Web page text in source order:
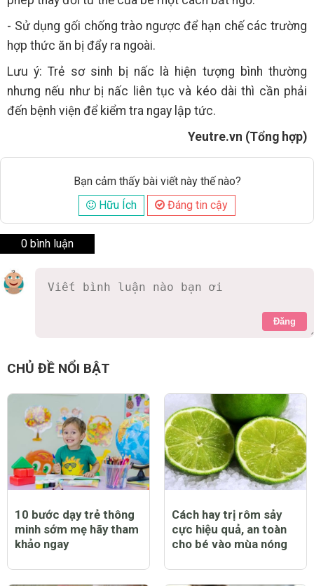
- Sử dụng gối chống trào ngược để hạn chế các trường
hợp thức ăn bị đẩy ra ngoài.
Lưu ý: Trẻ sơ sinh bị nấc là hiện tượng bình thường
nhưng nếu như bị nấc liên tục và kéo dài thì cần phải
đến bệnh viện để kiểm tra ngay lập tức.
Yeutre.vn (Tổng hợp)
Bạn cảm thấy bài viết này thế nào?
Hữu Ích
Đáng tin cậy
0 bình luận
Đăng
CHỦ ĐỀ NỔI BẬT
10 bước dạy trẻ thông
minh sớm mẹ hãy tham
khảo ngay
Cách hay trị rôm sảy
cực hiệu quả, an toàn
cho bé vào mùa nóng